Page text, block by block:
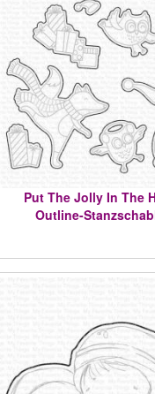
Put The Jolly In The
Outline-